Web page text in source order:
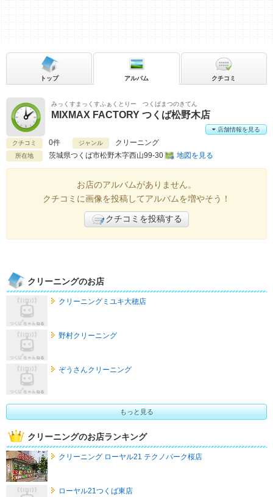
みっくすまっくすふぁくとりー つくばまつのきてん
MIXMAX FACTORY つくば松野木店
クチコミ 0件 ジャンル クリーニング
所在地 茨城県つくば市松野木字西山99-30 地図を見る
店舗情報を見る
トップ アルバム クチコミ
お店のアルバムがありません。
クチコミに画像を投稿してアルバムを増やそう！
クチコミを投稿する
クリーニングのお店
クリーニングミユキ大穂店
野村クリーニング
ぞうさんクリーニング
もっと見る
クリーニングのお店ランキング
クリーニング ローヤル21 テクノパーク桜店
ローヤル21つくば東店